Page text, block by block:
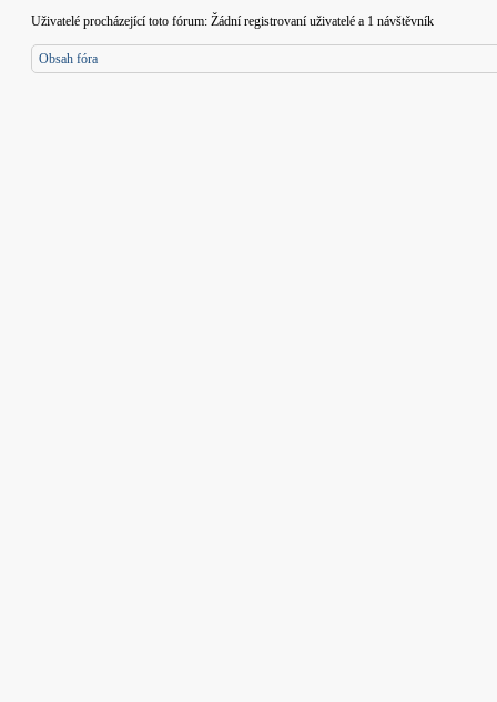
Uživatelé procházející toto fórum: Žádní registrovaní uživatelé a 1 návštěvník
Obsah fóra